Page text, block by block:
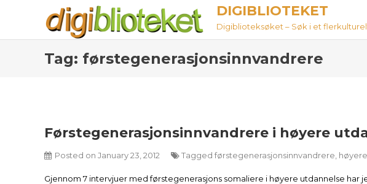
DIGIBLIOTEKET
Digiblioteksøket – Søk i et
Tag: førstegenerasjonsinnvandrere
Førstegenerasjonsinnvandrere i høyere
Posted on January 23, 2012 Tagged førstegenerasjonsinnvandrere
Gjennom 7 intervjuer med førstegenerasjons somaliere i høyere utdannelse har